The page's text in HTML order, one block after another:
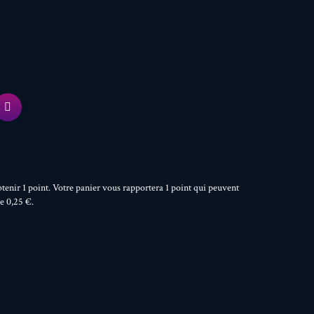
1point. Votre panier vous rapportera 1pointqui peuvent
0,25 €.